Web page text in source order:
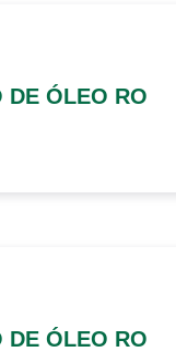
DE ÓLEO RO
DE ÓLEO RO